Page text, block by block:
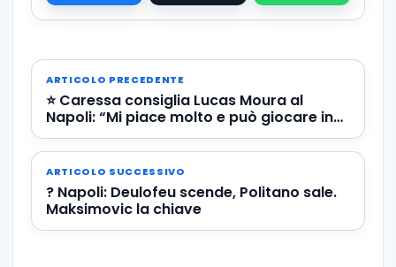
ARTICOLO PRECEDENTE
⭐️ Caressa consiglia Lucas Moura al
Napoli: “Mi piace molto e può giocare in
tre ruoli” | ? VIDEO
ARTICOLO SUCCESSIVO
? Napoli: Deulofeu scende, Politano sale.
Maksimovic la chiave